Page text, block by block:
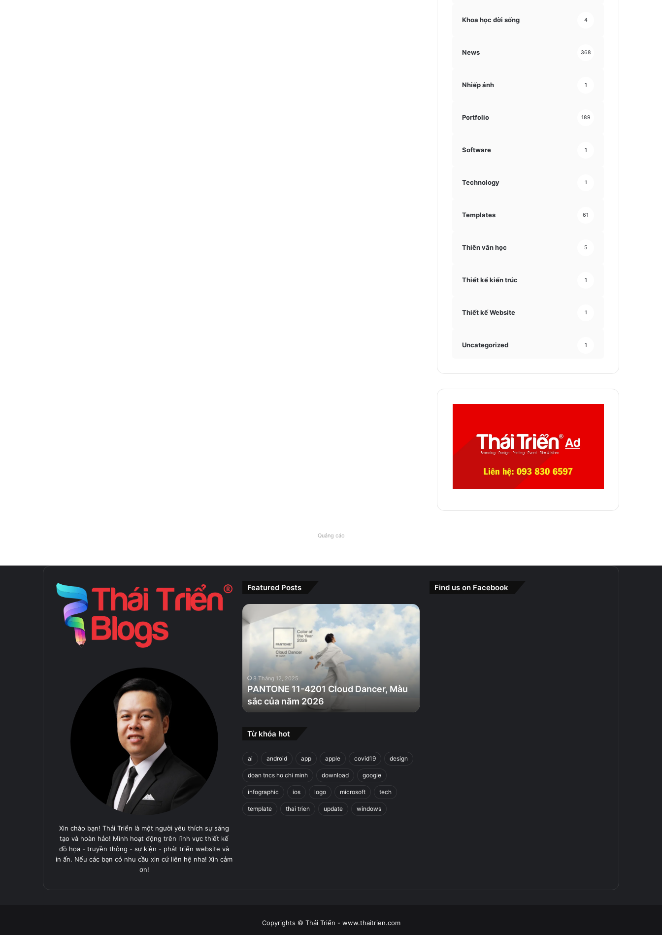
Khoa học đời sống 4
News 368
Nhiếp ảnh 1
Portfolio 189
Software 1
Technology 1
Templates 61
Thiên văn học 5
Thiết kế kiến trúc 1
Thiết kế Website 1
Uncategorized 1
Quảng cáo
Xin chào bạn! Thái Triển là một người yêu thích sự sáng
tạo và hoàn hảo! Mình hoạt động trên lĩnh vực thiết kế
đồ họa - truyền thông - sự kiện - phát triển website và
in ấn. Nếu các bạn có nhu cầu xin cứ liên hệ nha! Xin cảm
ơn!
Featured Posts
PANTONE
11-
Màu
của
năm
2026
8 Tháng 12, 2025
PANTONE 11-4201 Cloud Dancer, Màu
sắc của năm 2026
Từ khóa hot
ai android app apple covid19 design
doan tncs ho chi minh download google
infographic ios logo microsoft tech
template thai trien update windows
Find us on Facebook
Copyrights © Thái Triển - www.thaitrien.com